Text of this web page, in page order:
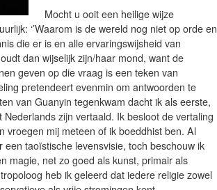
Mocht u ooit een heilige wijze
‘’Waarom is de wereld nog niet op orde en
die er is en alle ervaringswijsheid van
dan wijselijk zijn/haar mond, want de
geven op die vraag is een teken van
pretendeert evenmin om antwoorden te
van Guanyin tegenkwam dacht ik als eerste,
zijn vertaald. Ik besloot de vertaling
vroegen mij meteen of ik boeddhist ben. Al
taoïstische levensvisie, toch beschouw ik
magie, net zo goed als kunst, primair als
heb ik geleerd dat iedere religie zowel